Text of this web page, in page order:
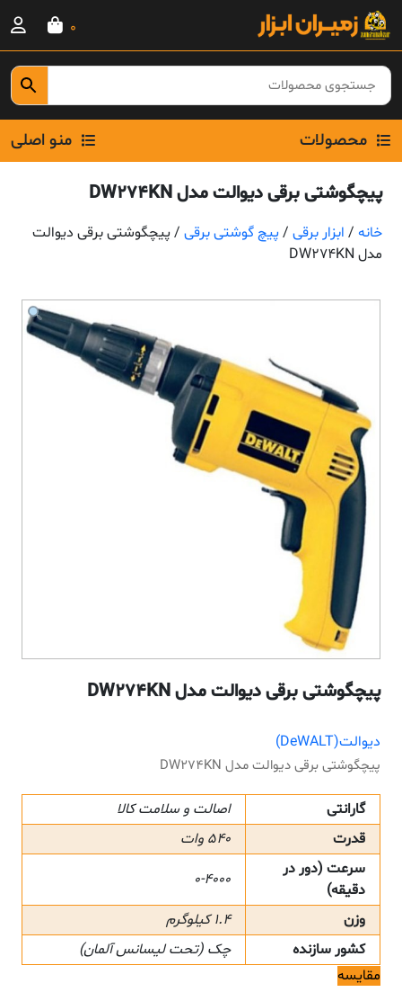
Skip
content
0
محصولات منو اصلی
پیچگوشتی برقی دیوالت مدل DW274KN
خانه / ابزار برقی /پیچ گوشتی برقی / پیچگوشتی برقی دیوالت
مدل DW274KN
پیچگوشتی برقی دیوالت مدل DW274KN
دیوالت(DeWALT)
پیچگوشتی برقی دیوالت مدل DW274KN
گارانتی
اصالت و سلامت کالا
قدرت
540 وات
سرعت (دور در
دقیقه)
0-4000
وزن
1.4 کیلوگرم
کشور سازنده
چک (تحت لیسانس آلمان)
مقایسه